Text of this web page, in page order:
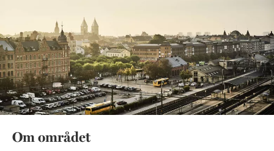
Om området